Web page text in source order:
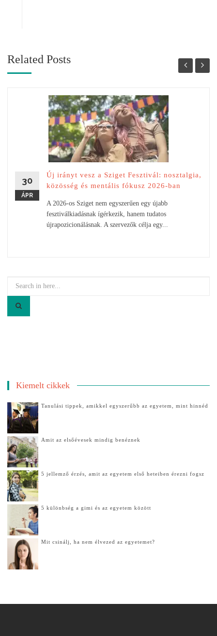
Related Posts
30
ÁPR
Új irányt vesz a Sziget Fesztivál: nosztalgia,
közösség és mentális fókusz 2026-ban
A 2026-os Sziget nem egyszerűen egy újabb
fesztiválkiadásnak ígérkezik, hanem tudatos
újrapozicionálásnak. A szervezők célja egy...
Kiemelt cikkek
Tanulási tippek, amikkel egyszerűbb az egyetem, mint hinnéd
Amit az elsőévesek mindig benéznek
5 jellemző érzés, amit az egyetem első heteiben érezni fogsz
5 különbség a gimi és az egyetem között
Mit csinálj, ha nem élvezed az egyetemet?